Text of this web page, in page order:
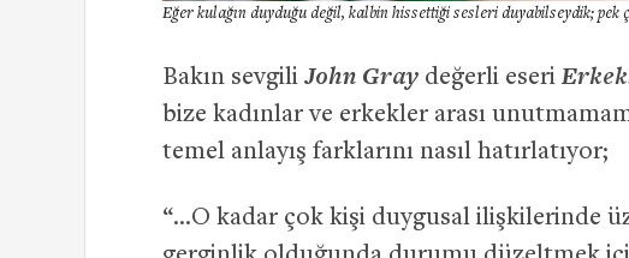
Eğer kulağın duyduğu değil, kalbin hissettiği sesleri duyabilseydik;
Bakın sevgili John Gray değerli eseri
bize kadınlar ve erkekler arası
temel anlayış farklarını nasıl hatırlatıyor;
“…O kadar çok kişi duygusal ilişkilerinde